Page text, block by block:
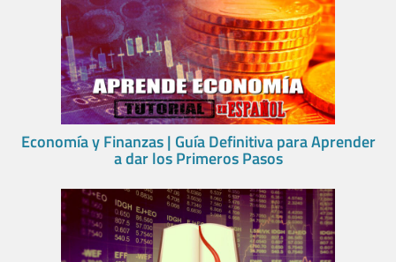
Economía y Finanzas | Guía Definitiva para Aprender
a dar los Primeros Pasos